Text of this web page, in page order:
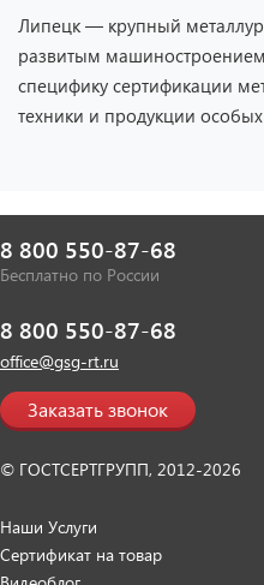
Липецк — крупный
развитым
специфику сертификации
техники и продукции
8 800 550-87-68
Бесплатно по России
8 800 550-87-68
office@gsg-rt.ru
Заказать звонок
© ГОСТСЕРТГРУПП, 2012-2026
Наши Услуги
Сертификат на товар